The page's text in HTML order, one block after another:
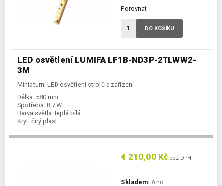
LED osvětlení LUMIFA LF1B-ND3P-2TLWW2-
3M
Miniaturní LED osvětlení strojů a zařízení
Délka: 580 mm
Spotřeba: 8,7 W
Barva světla: teplá bílá
Kryt: čirý plast
Porovnat
DO KOŠÍKU
4 210,00 Kč bez DPH
Skladem: Ano